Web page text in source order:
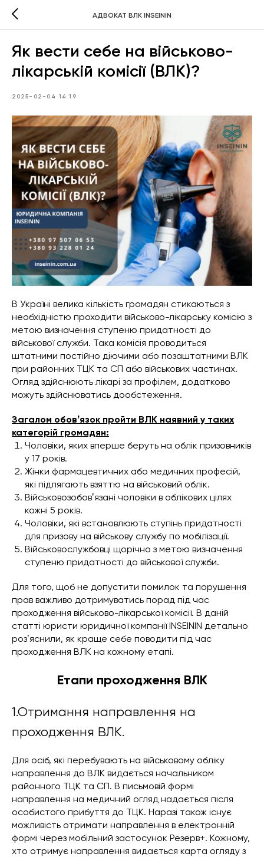
АДВОКАТ ВЛК INSEININ
Як вести себе на військово-
лікарській комісії (ВЛК)?
2025-02-04 14:19
В Україні велика кількість громадян стикаються з
необхідністю проходити військово-лікарську комісію з
метою визначення ступеню придатності до
військової служби. Така комісія проводиться
штатними постійно діючими або позаштатними ВЛК
при районних ТЦК та СП або військових частинах.
Огляд здійснюють лікарі за профілем, додатково
можуть здійснюватись дообстеження.
Загалом обовʼязок пройти ВЛК наявний у таких
категорій громадян:
Чоловіки, яких вперше беруть на облік призовників
у 17 років.
Жінки фармацевтичних або медичних професій,
які підлягають взяттю на військовий облік.
Військовозобовʼязані чоловіки в облікових цілях
кожні 5 років.
Чоловіки, які встановлюють ступінь придатності
для призову на військову службу по мобілізації.
Військовослужбовці щорічно з метою визначення
ступеню придатності до військової служби.
Для того, щоб не допустити помилок та порушення
прав важливо дотримуватись порад під час
проходження військово-лікарської комісії. В даній
статті юристи юридичної компанії INSEININ детально
розʼяснили, як краще себе поводити під час
проходження ВЛК на кожному етапі.
Етапи проходження ВЛК
1.Отримання направлення на
проходження ВЛК.
Для осіб, які перебувають на військовому обліку
направлення до ВЛК видається начальником
районного ТЦК та СП. В письмовій формі
направлення на медичний огляд надається після
особистого прибуття до ТЦК. Наразі також існує
можливість отримати направлення в електронній
формі через мобільний застосунок Резерв+. Кожному,
хто отримує направлення видається карта огляду з